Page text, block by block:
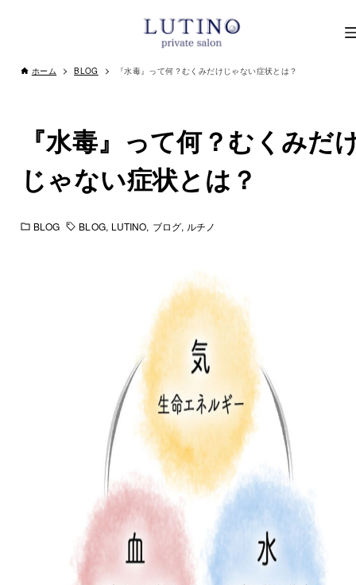
ホーム BLOG 『水毒』って何？むくみだけじゃない症状とは？
『水毒』って何？むくみだ
じゃない症状とは？
BLOG BLOG LUTINO ブログ ルチノ